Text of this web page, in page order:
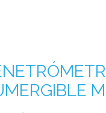
PARA PRUEBAS CPT
EN ALTA MAR,
150 A 1500 METROS COMO
CON OPCIONES.